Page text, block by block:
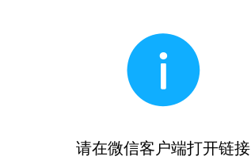
请在微信客户端打开链接